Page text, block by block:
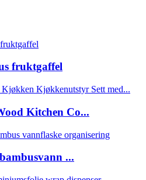
fruktgaffel
Kitchen Co...
...